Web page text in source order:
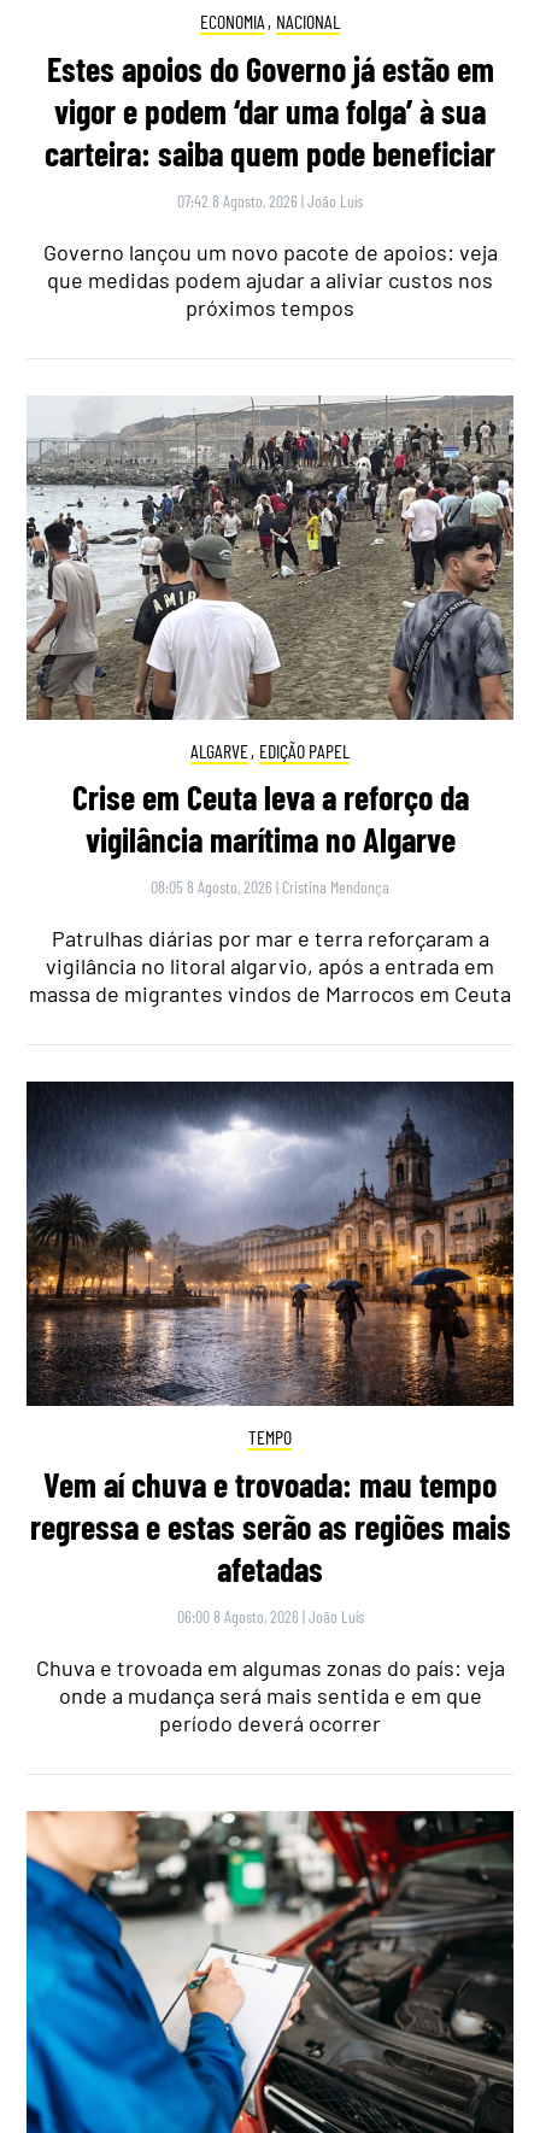
ECONOMIA , NACIONAL
Estes apoios do Governo já estão em
vigor e podem ‘dar uma folga’ à sua
carteira: saiba quem pode beneficiar
07:42 8 Agosto, 2026 |João Luís
Governo lançou um novo pacote de apoios: veja
que medidas podem ajudar a aliviar custos nos
próximos tempos
ALGARVE, EDIÇÃO PAPEL
Crise em Ceuta leva a reforço da
vigilância marítima no Algarve
08:05 8 Agosto, 2026 | Cristina Mendonça
Patrulhas diárias por mar e terra reforçaram a
vigilância no litoral algarvio, após a entrada em
massa de migrantes vindos de Marrocos em Ceuta
TEMPO
Vem aí chuva e trovoada: mau tempo
regressa e estas serão as regiões mais
afetadas
06:00 8 Agosto, 2026 |João Luís
Chuva e trovoada em algumas zonas do país: veja
onde a mudança será mais sentida e em que
período deverá ocorrer